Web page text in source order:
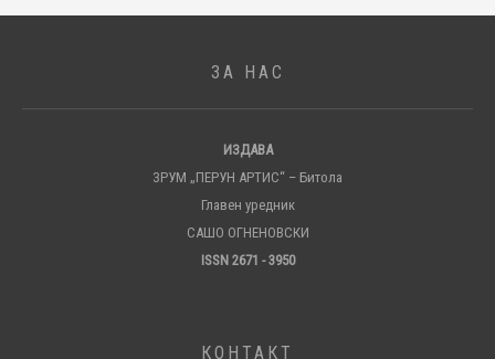
ЗА НАС
ИЗДАВА
ЗРУМ „ПЕРУН АРТИС“ – Битола
Главен уредник
САШО ОГНЕНОВСКИ
ISSN 2671 - 3950
КОНТАКТ